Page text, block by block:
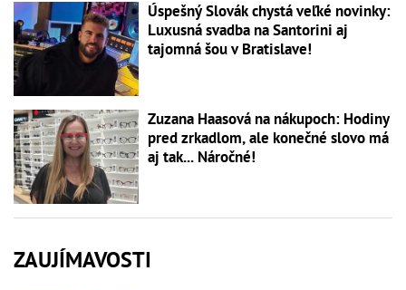
Úspešný Slovák chystá veľké novinky:
Luxusná svadba na Santorini aj
tajomná šou v Bratislave!
Zuzana Haasová na nákupoch: Hodiny
pred zrkadlom, ale konečné slovo má
aj tak... Náročné!
ZAUJÍMAVOSTI